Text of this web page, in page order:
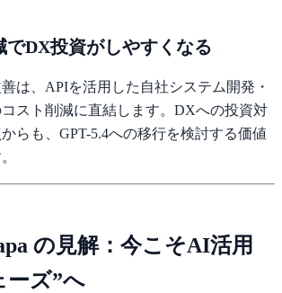
でDX投資がしやすくなる
は、APIを活用した自社システム開発・
スト削減に直結します。DXへの投資対
らも、GPT-5.4への移行を検討する価値
の見解：今こそAI活用
ーズ”へ